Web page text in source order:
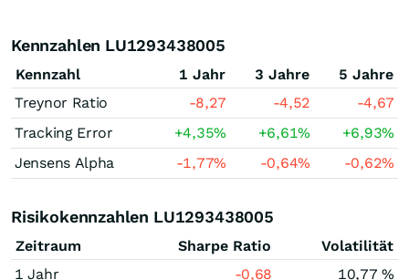
Kennzahlen LU1293438005
Kennzahl 1 Jahr 3 Jahre
5 Jahre
Treynor Ratio
-8,27 -4,52
-4,67
Tracking Error
+4,35% +6,61% +6,93%
Jensens Alpha
-1,77% -0,64% -0,62%
Risikokennzahlen LU1293438005
Zeitraum Sharpe Ratio
Volatilität
1 Jahr
-0,68
10,77 %